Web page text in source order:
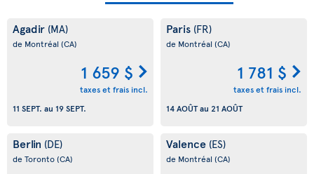
Agadir (MA)
de Montréal (CA)
1 659 $
taxes et frais incl.
11 SEPT. au 19 SEPT.
Paris (FR)
de Montréal (CA)
1 781 $
taxes et frais incl.
14 AOÛTau 21 AOÛT
Berlin (DE)
de Toronto(CA)
Valence (ES)
de Montréal (CA)